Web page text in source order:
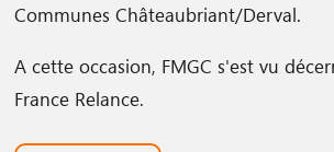
Communes Châteaubriant/Derval.
A cette occasion, FMGC s'est vu
France Relance.